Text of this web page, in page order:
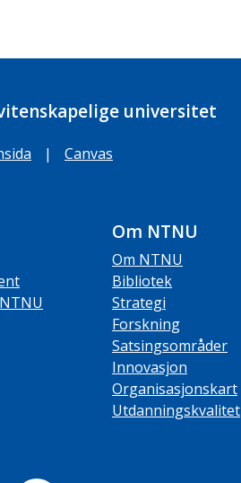
universitet
| Canvas
Om NTNU
Om NTNU
Bibliotek
Strategi
Forskning
Satsingsområder
Innovasjon
Organisasjonskart
Utdanningskvalitet